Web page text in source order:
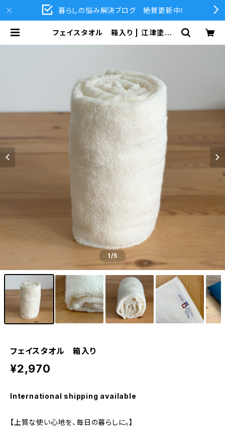
暮らしの悩み解決ブログ 絶賛更新中！
フェイスタオル 箱入り | 江津塗装
1/5
フェイスタオル 箱入り
¥2,970
International shipping available
【上質な使い心地を、毎日の暮らしに。】